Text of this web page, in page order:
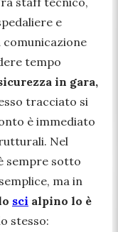
e
comunicazione
tempo
in gara,
tracciato si
è immediato
Nel
sempre sotto
ma in
sci alpino lo è
stesso: